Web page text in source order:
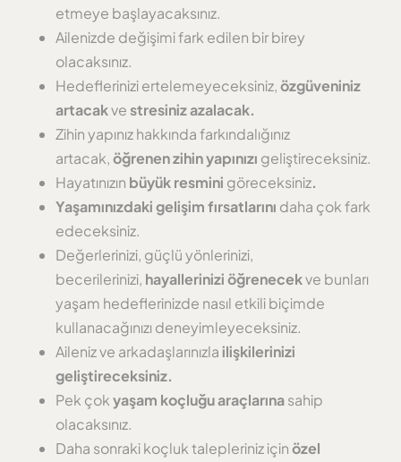
etmeye başlayacaksınız.
Ailenizde değişimi fark edilen bir birey
olacaksınız.
Hedeflerinizi ertelemeyeceksiniz,özgüveniniz
artacakve stresiniz azalacak.
Zihin yapınız hakkında farkındalığınız
artacak,öğrenen zihin yapınızı geliştireceksiniz.
Hayatınızın büyük resmini göreceksiniz.
Yaşamınızdaki gelişim fırsatlarını daha çok fark
edeceksiniz.
Değerlerinizi, güçlü yönlerinizi,
becerilerinizi, hayallerinizi öğrenecekve bunları
yaşam hedeflerinizde nasıl etkili biçimde
kullanacağınızı deneyimleyeceksiniz.
Aileniz ve arkadaşlarınızlailişkilerinizi
geliştireceksiniz.
Pek çokyaşam koçluğu araçlarınasahip
olacaksınız.
Daha sonraki koçluk talepleriniz içinözel